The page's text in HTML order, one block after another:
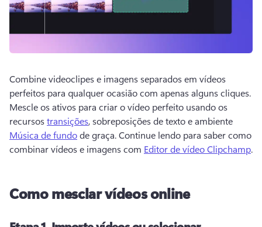
Combine videoclipes e imagens separados em vídeos
Mescle os ativos para criar o vídeo perfeito usando os
recursos transições, sobreposições de texto e ambiente
Música de fundo de graça. Continue lendo para saber como
combinar vídeos e imagens com Editor de vídeo Clipchamp
Como mesclar vídeos online